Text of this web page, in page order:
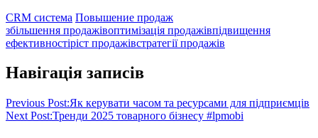
CRM система Повышение продаж
збільшення продажівоптимізація продажівпідвищення
ефективностіріст продажівстратегії продажів
Навігація записів
Previous Post:Як керувати часом та ресурсами для підприємців
Next Post:Тренди 2025 товарного бізнесу #lpmobi